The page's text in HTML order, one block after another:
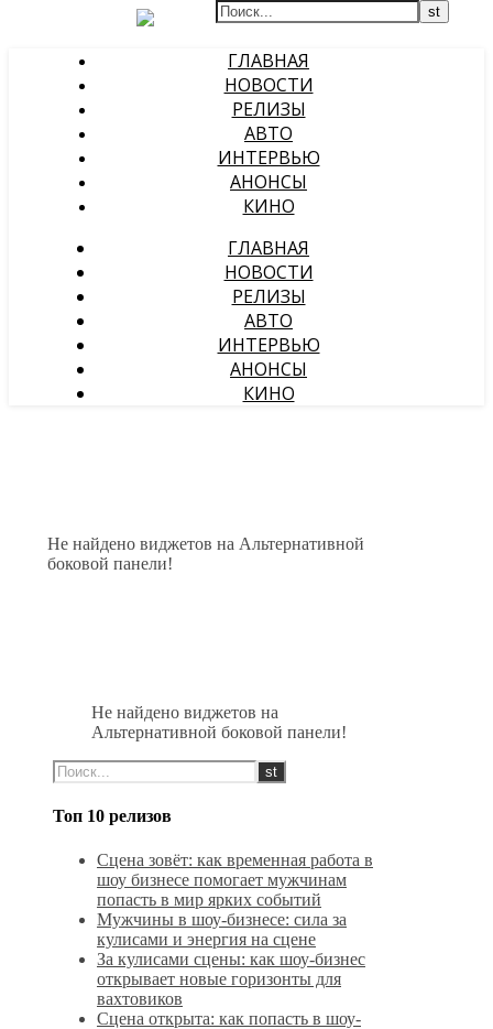
ГЛАВНАЯ
НОВОСТИ
РЕЛИЗЫ
АВТО
ИНТЕРВЬЮ
АНОНСЫ
КИНО
ГЛАВНАЯ
НОВОСТИ
РЕЛИЗЫ
АВТО
ИНТЕРВЬЮ
АНОНСЫ
КИНО
Не найдено виджетов на Альтернативной
боковой панели!
Не найдено виджетов на
Альтернативной боковой панели!
Топ 10 релизов
Сцена зовёт: как временная работа в
шоу бизнесе помогает мужчинам
попасть в мир ярких событий
Мужчины в шоу-бизнесе: сила за
кулисами и энергия на сцене
За кулисами сцены: как шоу-бизнес
открывает новые горизонты для
вахтовиков
Сцена открыта: как попасть в шоу-